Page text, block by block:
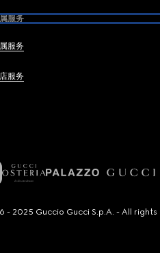
服务
服务
服务
- 2025 Guccio Gucci S.p.A. - All